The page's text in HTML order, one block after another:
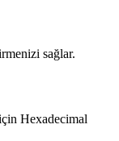
sağlar.
Hexadecimal